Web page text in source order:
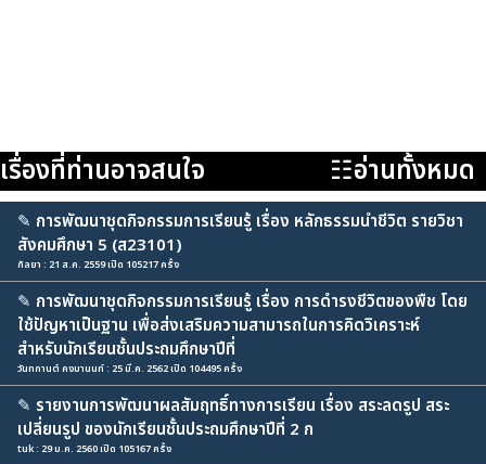
เรื่องที่ท่านอาจสนใจ ☷อ่านทั้งหมด
✎ การพัฒนาชุดกิจกรรมการเรียนรู้ เรื่อง หลักธรรมนำชีวิต รายวิชา
สังคมศึกษา 5 (ส23101)
กัลยา : 21 ส.ค. 2559 เปิด 105217 ครั้ง
✎ การพัฒนาชุดกิจกรรมการเรียนรู้ เรื่อง การดำรงชีวิตของพืช โดย
ใช้ปัญหาเป็นฐาน เพื่อส่งเสริมความสามารถในการคิดวิเคราะห์
สำหรับนักเรียนชั้นประถมศึกษาปีที่
วันทกานต์ คงมานนท์ : 25 มี.ค. 2562 เปิด 104495 ครั้ง
✎ รายงานการพัฒนาผลสัมฤทธิ์ทางการเรียน เรื่อง สระลดรูป สระ
เปลี่ยนรูป ของนักเรียนชั้นประถมศึกษาปีที่ 2 ก
tuk : 29 ม.ค. 2560 เปิด 105167 ครั้ง